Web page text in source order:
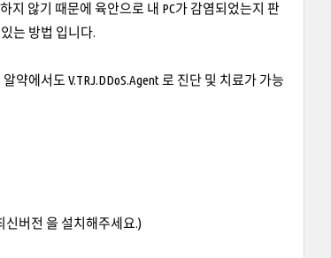
지 않기 때문에 육안으로 내 PC가 감염되었는지 판
는 방법 입니다.
에서도 V.TRJ.DDoS.Agent 로 진단 및 치료가 가능
신버전 을 설치해주세요.)